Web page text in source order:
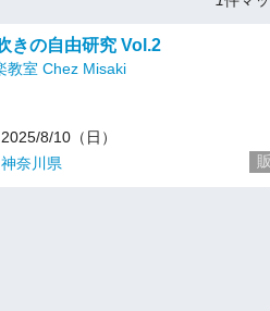
きの自由研究 Vol.2
教室 Chez Misaki
2025/8/10（日）
神奈川県